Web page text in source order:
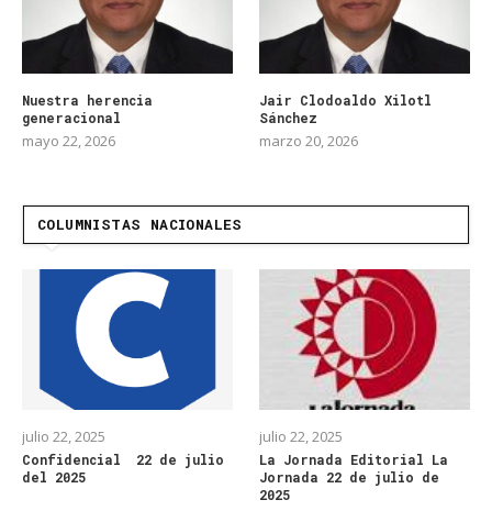
Nuestra herencia
generacional
mayo 22, 2026
Jair Clodoaldo Xilotl
Sánchez
marzo 20, 2026
COLUMNISTAS NACIONALES
julio 22, 2025
Confidencial 22 de julio
del 2025
julio 22, 2025
La Jornada Editorial La
Jornada 22 de julio de
2025